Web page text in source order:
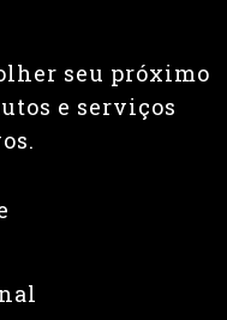
seu próximo
e serviços